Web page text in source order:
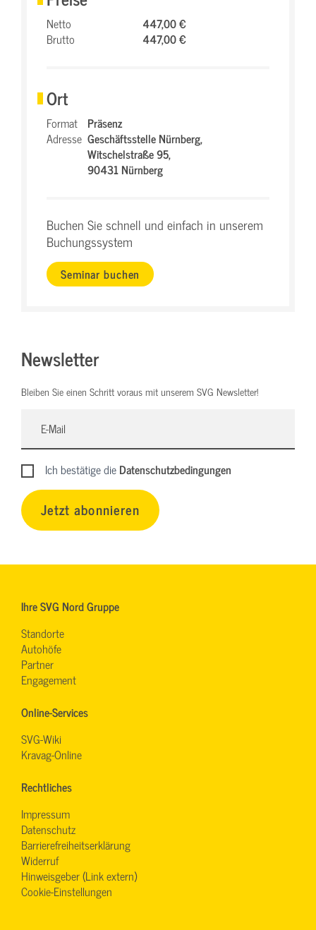
Netto
447,00 €
Brutto
447,00 €
Ort
Format Präsenz
Adresse Geschäftsstelle Nürnberg,
Witschelstraße 95,
90431 Nürnberg
Buchen Sie schnell und einfach in unserem
Buchungssystem
Seminar buchen
Newsletter
Bleiben Sie einen Schritt voraus mit unserem SVG Newsletter!
Ich bestätige dieDatenschutzbedingungen
Jetzt abonnieren
Ihre SVG Nord Gruppe
Standorte
Autohöfe
Partner
Engagement
Online-Services
SVG-Wiki
Kravag-Online
Rechtliches
Impressum
Datenschutz
Barrierefreiheitserklärung
Widerruf
Hinweisgeber (Link extern)
Cookie-Einstellungen